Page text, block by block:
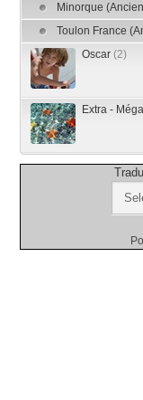
Minorque
Toulon France
Oscar (2)
Extra -